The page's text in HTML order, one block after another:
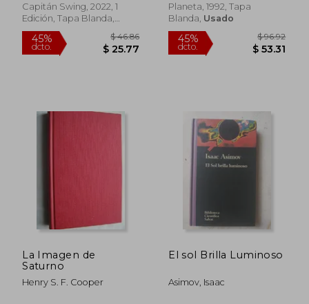
Capitán Swing, 2022, 1
Edición, Tapa Blanda,
Nuevo
Planeta, 1992, Tapa
Blanda, Usado
La Imagen de
Saturno
Henry S. F. Cooper
El sol Brilla Luminoso
Asimov, Isaac